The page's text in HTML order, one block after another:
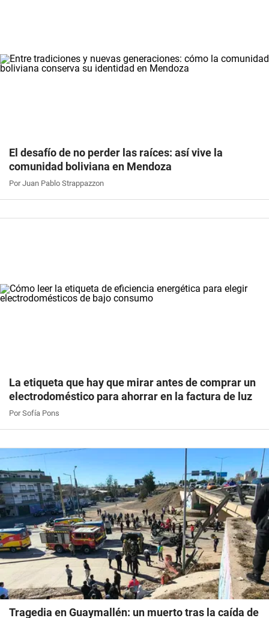
El desafío de no perder las raíces: así vive la
comunidad boliviana en Mendoza
Por Juan Pablo Strappazzon
La etiqueta que hay que mirar antes de comprar un
electrodoméstico para ahorrar en la factura de luz
Por Sofía Pons
Tragedia en Guaymallén: un muerto tras la caída de